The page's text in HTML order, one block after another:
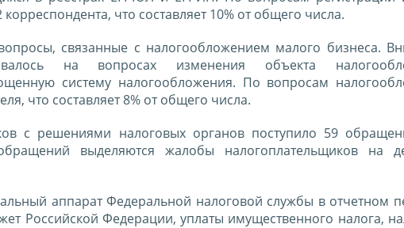
что составляет 10% от общего числа.
связанные с налогообложением малого бизнеса.
на вопросах изменения объекта
систему налогообложения. По вопросам
что составляет 8% от общего числа.
с решениями налоговых органов поступило 59
выделяются жалобы налогоплательщиков на
аппарат Федеральной налоговой службы в отчетном
Российской Федерации, уплаты имущественного налога,